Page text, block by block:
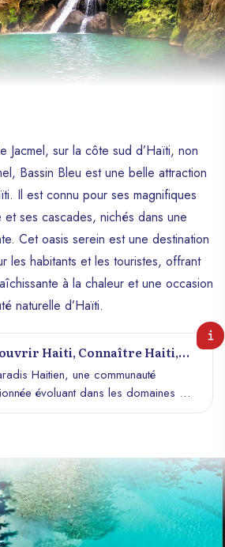
Jacmel, sur la côte sud d’Haïti, non
Bassin Bleu est une belle attraction
Il est connu pour ses magnifiques
et ses cascades, nichés dans une
Cet oasis serein est une destination
les habitants et les touristes, offrant
à la chaleur et une occasion
naturelle d’Haïti.
Haiti, Connaître Haiti,
Haïti Avec Le Paradis
Haitien, une communauté
évoluant dans les domaines du
de l’histoire et du patrimoine,
initiative va bien au-delà du simple
car elle vise à renforcer le lien
Haïtiens, qu’ils résident en Haïti
et leur pays, en offrant des
uniques et significatives. b~La